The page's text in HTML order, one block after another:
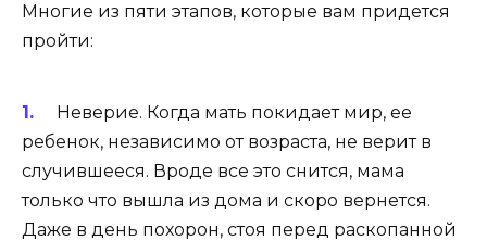
Многие из пяти этапов, которые вам придется
пройти:
Неверие. Когда мать покидает мир, ее
ребенок, независимо от возраста, не верит в
случившееся. Вроде все это снится, мама
только что вышла из дома и скоро вернется.
Даже в день похорон, стоя перед раскопанной